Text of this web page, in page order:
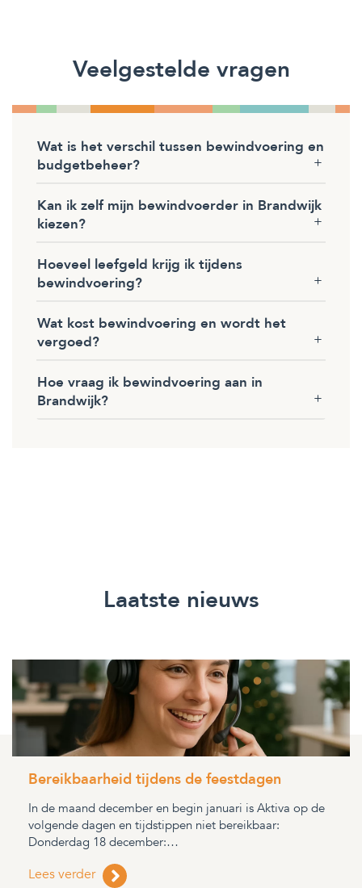
Veelgestelde vragen
Wat is het verschil tussen bewindvoering en
budgetbeheer?
Kan ik zelf mijn bewindvoerder in Brandwijk
kiezen?
Hoeveel leefgeld krijg ik tijdens
bewindvoering?
Wat kost bewindvoering en wordt het
vergoed?
Hoe vraag ik bewindvoering aan in
Brandwijk?
Laatste nieuws
Bereikbaarheid tijdens de feestdagen
In de maand december en begin januari is Aktiva op de
volgende dagen en tijdstippen niet bereikbaar:
Donderdag 18 december:…
Lees verder